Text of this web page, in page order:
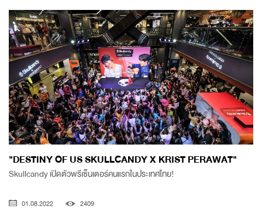
"DESTINY OF US SKULLCANDY X KRIST PERAWAT"
Skullcandy เปิดตัวพรีเซ็นเตอร์คนแรกในประเทศไทย!
01.08.2022 2409